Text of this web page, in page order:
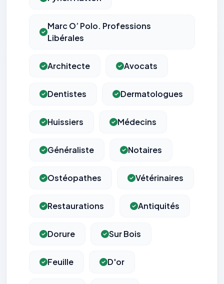
Marc O’ Polo. Professions
Libérales
Architecte Avocats
Dentistes Dermatologues
Huissiers Médecins
Généraliste Notaires
Ostéopathes Vétérinaires
Restaurations Antiquités
Dorure Sur Bois
Feuille D'or